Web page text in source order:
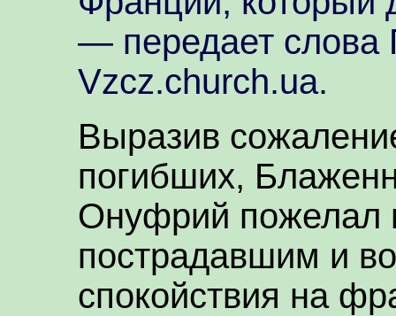
— передает слова
Vzcz.church.ua.
Выразив
погибших,
Онуфрий пожелал
пострадавшим и
спокойствия на